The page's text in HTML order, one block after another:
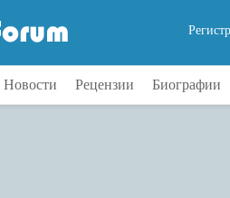
Новости Рецензии Биографии